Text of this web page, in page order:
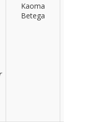
Kaoma
Betega